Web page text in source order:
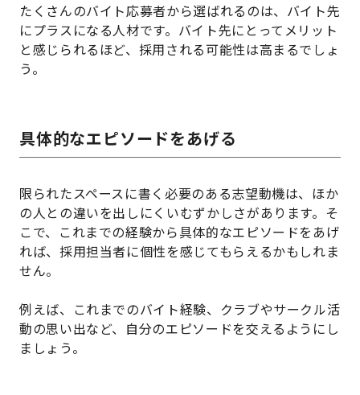
たくさんのバイト応募者から選ばれるのは、バイト先
にプラスになる人材です。バイト先にとってメリット
と感じられるほど、採用される可能性は高まるでしょ
う。
具体的なエピソードをあげる
限られたスペースに書く必要のある志望動機は、ほか
の人との違いを出しにくいむずかしさがあります。そ
こで、これまでの経験から具体的なエピソードをあげ
れば、採用担当者に個性を感じてもらえるかもしれま
せん。
例えば、これまでのバイト経験、クラブやサークル活
動の思い出など、自分のエピソードを交えるようにし
ましょう。